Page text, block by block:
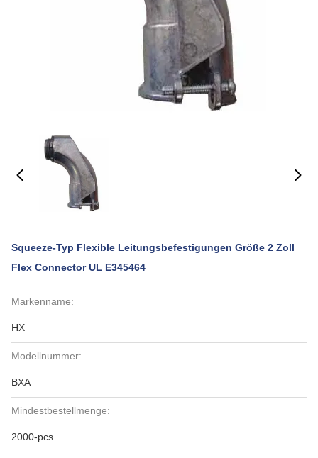
Squeeze-Typ Flexible Leitungsbefestigungen Größe 2 Zoll
Flex Connector UL E345464
Markenname:
HX
Modellnummer:
BXA
Mindestbestellmenge:
2000-pcs